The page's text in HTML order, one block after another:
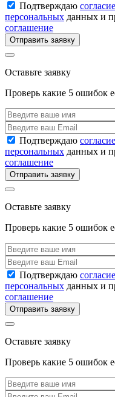
Подтверждаю
персональных данных и
соглашение
Отправить заявку
Оставьте заявку
Проверь какие 5 ошибок
Подтверждаю
персональных данных и
соглашение
Отправить заявку
Оставьте заявку
Проверь какие 5 ошибок
Подтверждаю
персональных данных и
соглашение
Отправить заявку
Оставьте заявку
Проверь какие 5 ошибок